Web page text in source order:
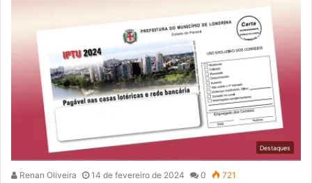
Destaques
Renan Oliveira 14 de fevereiro de 2024 0 721